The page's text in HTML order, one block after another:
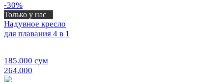
-30%
Только у нас
Надувное кресло
для плавания 4 в 1
185.000 сум
264.000